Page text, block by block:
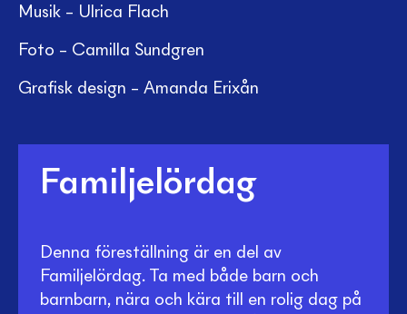
Musik – Ulrica Flach
Foto – Camilla Sundgren
Grafisk design – Amanda Erixån
Familjelördag
Denna föreställning är en del av
Familjelördag. Ta med både barn och
barnbarn, nära och kära till en rolig dag på